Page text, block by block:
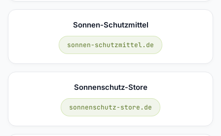
Sonnen-Schutzmittel
sonnen-schutzmittel.de
Sonnenschutz-Store
sonnenschutz-store.de